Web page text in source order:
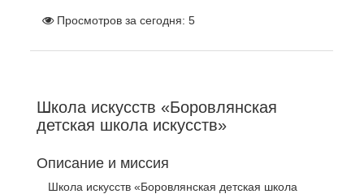
Просмотров за сегодня:5
Школа искусств «Боровлянская
детская школа искусств»
Описание и миссия
Школа искусств «Боровлянская детская школа